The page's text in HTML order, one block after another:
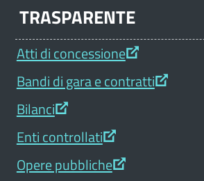
TRASPARENTE
Atti di concessione
Bandi di gara e contratti
Bilanci
Enti controllati
Opere pubbliche